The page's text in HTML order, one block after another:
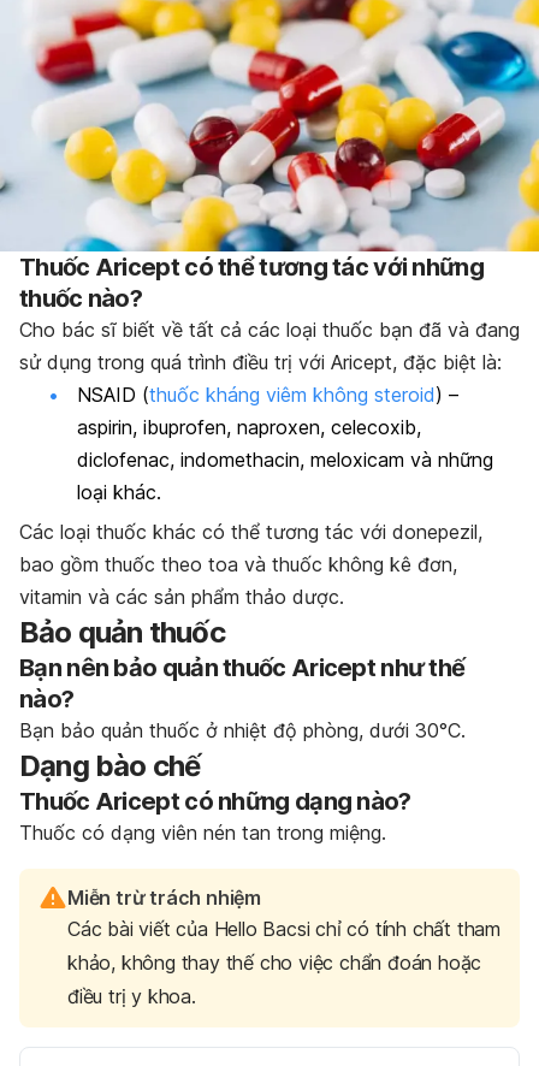
Thuốc Aricept có thể tương tác với những
thuốc nào?
Cho bác sĩ biết về tất cả các loại thuốc bạn đã và đang
sử dụng trong quá trình điều trị với Aricept, đặc biệt là:
NSAID (thuốc kháng viêm không steroid) –
aspirin, ibuprofen, naproxen, celecoxib,
diclofenac, indomethacin, meloxicam và những
loại khác.
Các loại thuốc khác có thể tương tác với donepezil,
bao gồm thuốc theo toa và thuốc không kê đơn,
vitamin và các sản phẩm thảo dược.
Bảo quản thuốc
Bạn nên bảo quản thuốc Aricept như thế
nào?
Bạn bảo quản thuốc ở nhiệt độ phòng, dưới 30°C.
Dạng bào chế
Thuốc Aricept có những dạng nào?
Thuốc có dạng viên nén tan trong miệng.
Miễn trừ trách nhiệm
Các bài viết của Hello Bacsi chỉ có tính chất tham
khảo, không thay thế cho việc chẩn đoán hoặc
điều trị y khoa.